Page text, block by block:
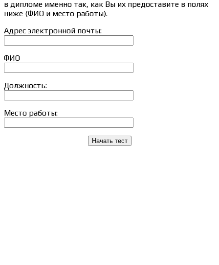
в дипломе именно так, как Вы их предоставите в полях
ниже (ФИО и место работы).
Адрес электронной почты:
ФИО
Должность:
Место работы:
Начать тест